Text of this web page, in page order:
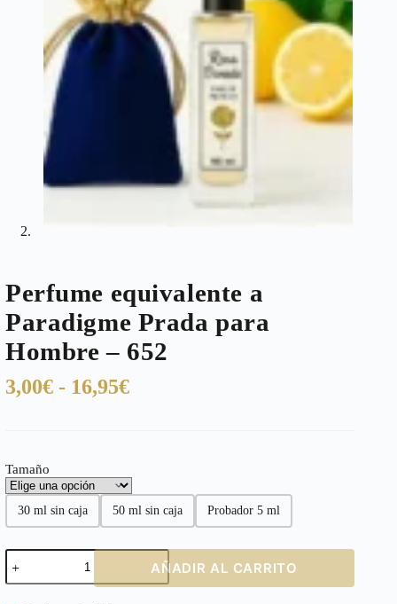
Perfume equivalente a
Paradigme Prada para
Hombre – 652
3,00€ - 16,95€Rango
3,00€
hasta
16,95€
Tamaño
30 ml sin caja 50 ml sin caja Probador 5 ml
Perfume
equivalente
a
AÑADIR AL CARRITO